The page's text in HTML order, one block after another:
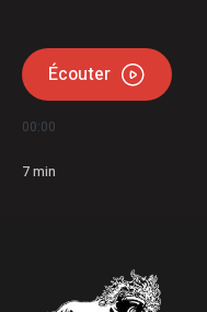
Écouter
00:00
7min